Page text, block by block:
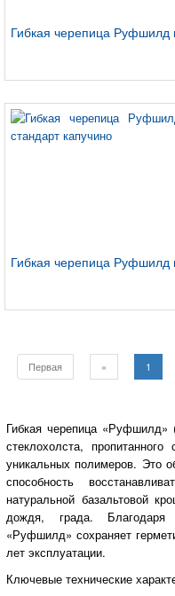
Гибкая черепица Руфшилд
Гибкая черепица Руфшилд
Первая « 1
Гибкая черепица «Руфшилд»
стеклохолста,
уникальных полимеров. Это
способность
натуральной базальтовой
дождя, града. Благодаря
«Руфшилд» сохраняет
лет эксплуатации.
Ключевые технические